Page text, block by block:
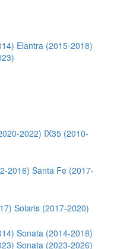
Elantra (2015-2018)
2022) IX35 (2010-
2016) Santa Fe (2017-
Solaris (2017-2020)
Sonata (2014-2018)
Sonata (2023-2026)